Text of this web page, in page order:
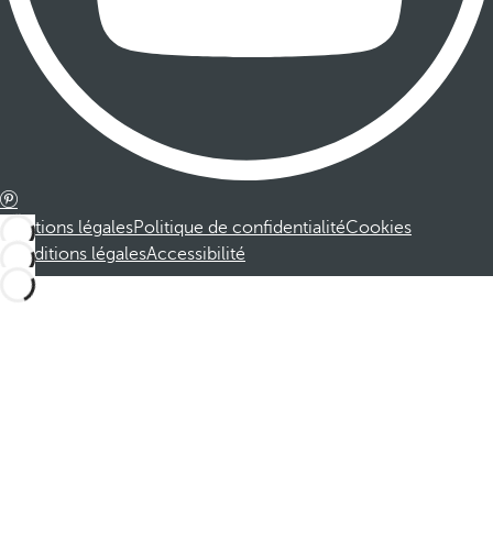
Mentions légalesPolitique de confidentialitéCookies
Conditions légalesAccessibilité